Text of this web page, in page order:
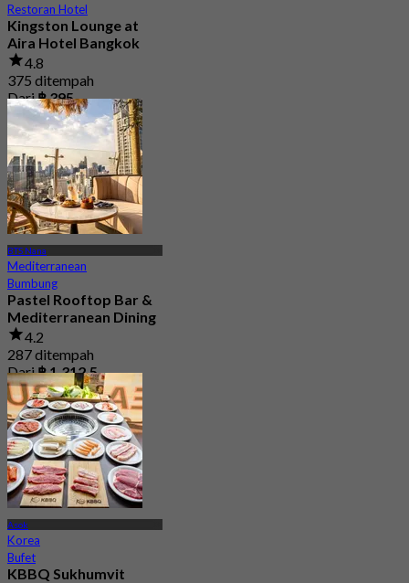
Restoran Hotel
Kingston Lounge at
Aira Hotel Bangkok
4.8
375 ditempah
Dari฿ 395
BTS Nana
Mediterranean
Bumbung
Pastel Rooftop Bar &
Mediterranean Dining
4.2
287 ditempah
Dari฿ 1,312.5
Asok
Korea
Bufet
KBBQ Sukhumvit